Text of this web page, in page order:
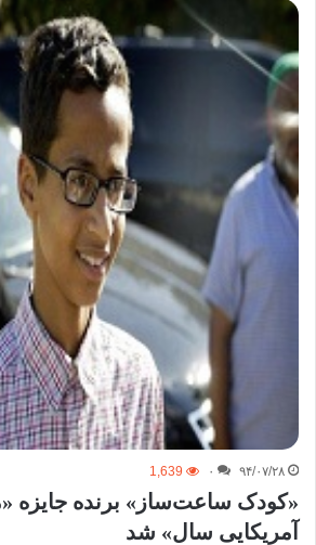
۹۴/۰۷/۲۸ ۰ 1,639
«کودک ساعت‌ساز» برنده جایزه
آمریکایی سال» شد